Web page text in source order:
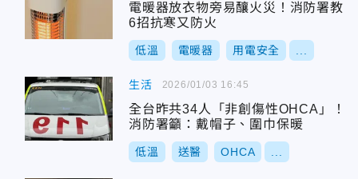
電暖器放衣物旁易釀火災！消防署教
6招抗寒又防火
低溫 電暖器 用電安全
生活
全台昨共34人「非創傷性OHCA」！
消防署籲：戴帽子、圍巾保暖
低溫 送醫 OHCA
2026/01/03 16:45